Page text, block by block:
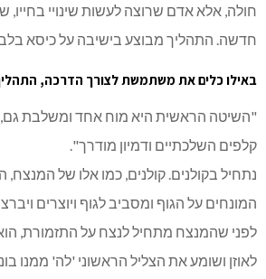
חולה, אלא אדם שרוצה לעשות שינויי בחייו,
חדשה. התהליך מבוצע בישיבה על כיסא
באילו כלים את משתמשת לצורך הדרכה,
"השיטה הראשית היא מוח אחד ומשלבת גם,
קלפים השלכתיים ודמיון מודרך".
נתחיל בקולנים. קולנים, כמו אלו של
המונחים על הגוף ומסביב לגוף ויוצרים
לפני שהמנצח מתחיל לנצח על התזמורת,
לאוזן ושומע את הצליל הראשוני 'לה' ממנו